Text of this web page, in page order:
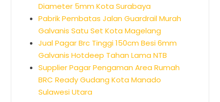
Diameter 5mm Kota Surabaya
Pabrik Pembatas Jalan Guardrail Murah
Galvanis Satu Set Kota Magelang
Jual Pagar Brc Tinggi 150cm Besi 6mm
Galvanis Hotdeep Tahan Lama NTB
Supplier Pagar Pengaman Area Rumah
BRC Ready Gudang Kota Manado
Sulawesi Utara